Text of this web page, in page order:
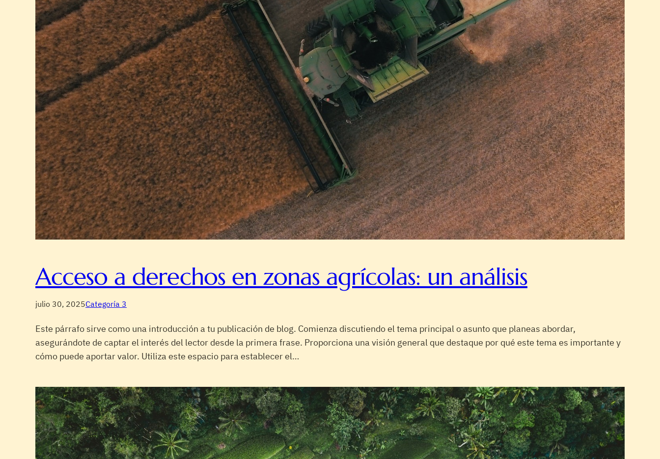
Acceso a derechos en zonas agrícolas: un análisis
julio 30, 2025Categoría 3
Este párrafo sirve como una introducción a tu publicación de blog. Comienza discutiendo el tema principal o asunto que planeas abordar,
asegurándote de captar el interés del lector desde la primera frase. Proporciona una visión general que destaque por qué este tema es importante y
cómo puede aportar valor. Utiliza este espacio para establecer el…